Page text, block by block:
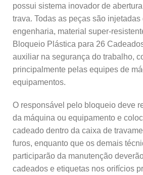
possui sistema inovador de
trava. Todas as peças são injetadas
engenharia, material super-
Bloqueio Plástica para 26
auxiliar na segurança do trabalho,
principalmente pelas equipes de
equipamentos.
O responsável pelo bloqueio deve
da máquina ou equipamento e
cadeado dentro da caixa de
furos, enquanto que os demais
participarão da manutenção
cadeados e etiquetas nos orifícios